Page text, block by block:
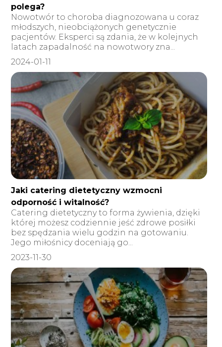
polega?
Nowotwór to choroba diagnozowana u coraz
młodszych, nieobciążonych genetycznie
pacjentów. Eksperci są zdania, że w kolejnych
latach zapadalność na nowotwory zna...
2024-01-11
Jaki catering dietetyczny wzmocni
odporność i witalność?
Catering dietetyczny to forma żywienia, dzięki
której możesz codziennie jeść zdrowe posiłki
bez spędzania wielu godzin na gotowaniu.
Jego miłośnicy doceniają go...
2023-11-30